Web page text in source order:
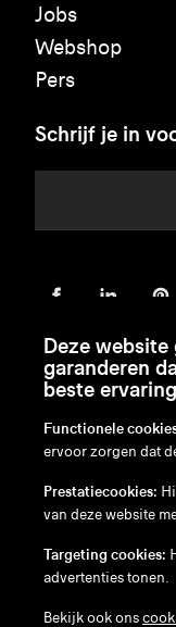
Jobs
Webshop
Pers
Schrijf je in
en/nl/fr/de
Disclaimer
Cookiebeleid
Deze
garanderen
beste
Functionele
ervoor zorgen dat
Prestatiecookies:
van deze website
Targeting cookies:
advertenties tonen.
Bekijk ook ons